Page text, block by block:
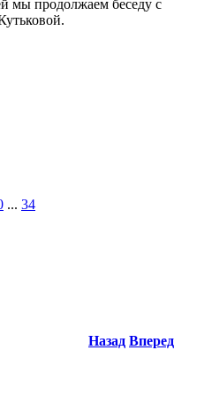
мы продолжаем беседу с
... 34
Назад Вперед